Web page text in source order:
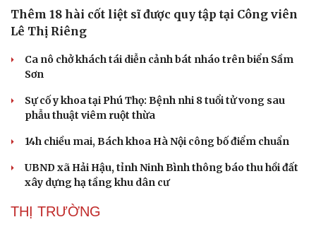
Thêm 18 hài cốt liệt sĩ được quy tập tại Công viên
Lê Thị Riêng
Ca nô chở khách tái diễn cảnh bát nháo trên biển Sầm
Sơn
Sự cố y khoa tại Phú Thọ: Bệnh nhi 8 tuổi tử vong sau
phẫu thuật viêm ruột thừa
14h chiều mai, Bách khoa Hà Nội công bố điểm chuẩn
UBND xã Hải Hậu, tỉnh Ninh Bình thông báo thu hồi đất
xây dựng hạ tầng khu dân cư
THỊ TRƯỜNG